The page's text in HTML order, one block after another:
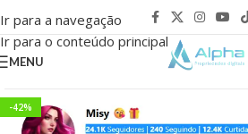
Ir para a navegação
Ir para o conteúdo principal
MENU
-42%